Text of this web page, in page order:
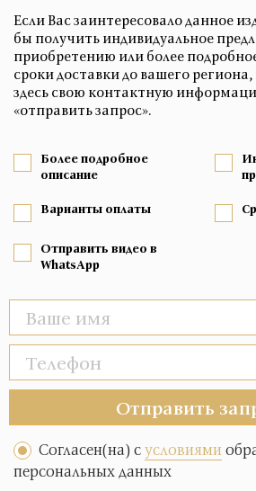
Если Вас заинтересовало данное
бы получить индивидуальное
приобретению или более
сроки доставки до вашего
здесь свою контактную
«отправить запрос».
Более подробное
описание
Варианты оплаты
Отправить видео в
WhatsApp
Отправить
Согласен(на) сусловиями
персональных данных